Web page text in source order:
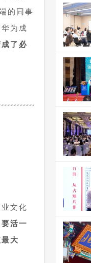
的同事
为成
了必
文化
活一
大